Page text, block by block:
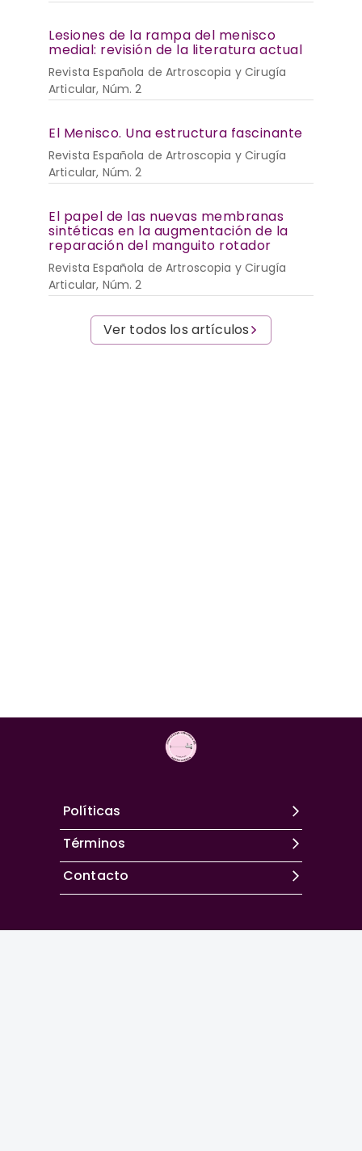
Lesiones de la rampa del menisco
medial: revisión de la literatura actual
Revista Española de Artroscopia y Cirugía
Articular, Núm. 2
El Menisco. Una estructura fascinante
Revista Española de Artroscopia y Cirugía
Articular, Núm. 2
El papel de las nuevas membranas
sintéticas en la augmentación de la
reparación del manguito rotador
Revista Española de Artroscopia y Cirugía
Articular, Núm. 2
Ver todos los artículos
Políticas
Términos
Contacto